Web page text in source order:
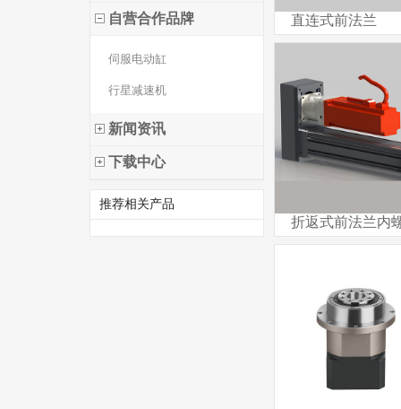
自营合作品牌
伺服电动缸
行星减速机
新闻资讯
下载中心
推荐相关产品
直连式前法兰
折返式前法兰内